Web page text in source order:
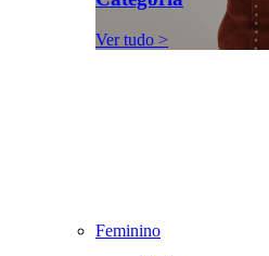
Ver tudo >
Feminino